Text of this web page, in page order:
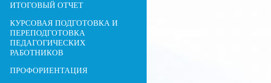
ИТОГОВЫЙ ОТЧЕТ
КУРСОВАЯ ПОДГОТОВКА И
ПЕРЕПОДГОТОВКА
ПЕДАГОГИЧЕСКИХ
РАБОТНИКОВ
ПРОФОРИЕНТАЦИЯ